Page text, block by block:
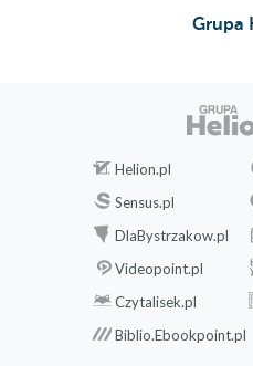
Grupa
Helion.pl
Sensus.pl
DlaBystrzakow.pl
Videopoint.pl
Czytalisek.pl
Biblio.Ebookpoint.pl